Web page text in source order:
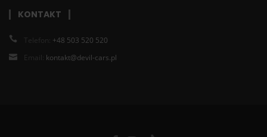
KONTAKT
Telefon: +48 503 520 520
Email: kontakt@devil-cars.pl